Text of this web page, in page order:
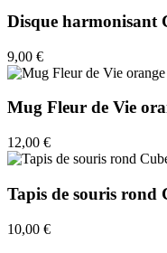
Disque harmonisant
9,00 €
Mug Fleur de Vie
12,00 €
Tapis de souris rond
10,00 €